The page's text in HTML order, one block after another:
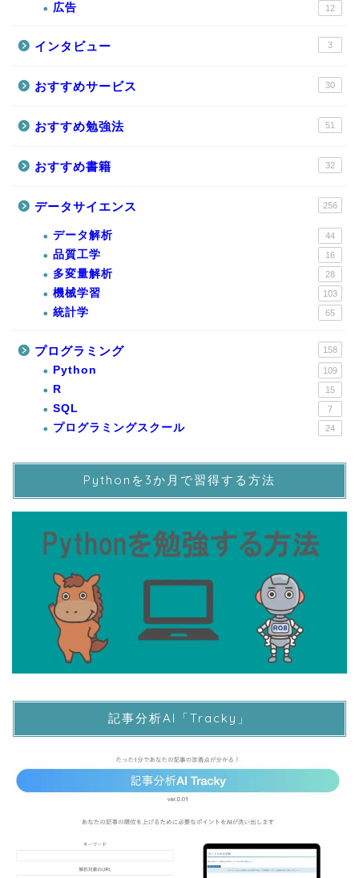
広告 12
インタビュー 3
おすすめサービス 30
おすすめ勉強法 51
おすすめ書籍 32
データサイエンス 256
データ解析 44
品質工学 16
多変量解析 28
機械学習 103
統計学 65
プログラミング 158
Python 109
R 15
SQL 7
プログラミングスクール 24
Pythonを3か月で習得する方法
記事分析AI「Tracky」